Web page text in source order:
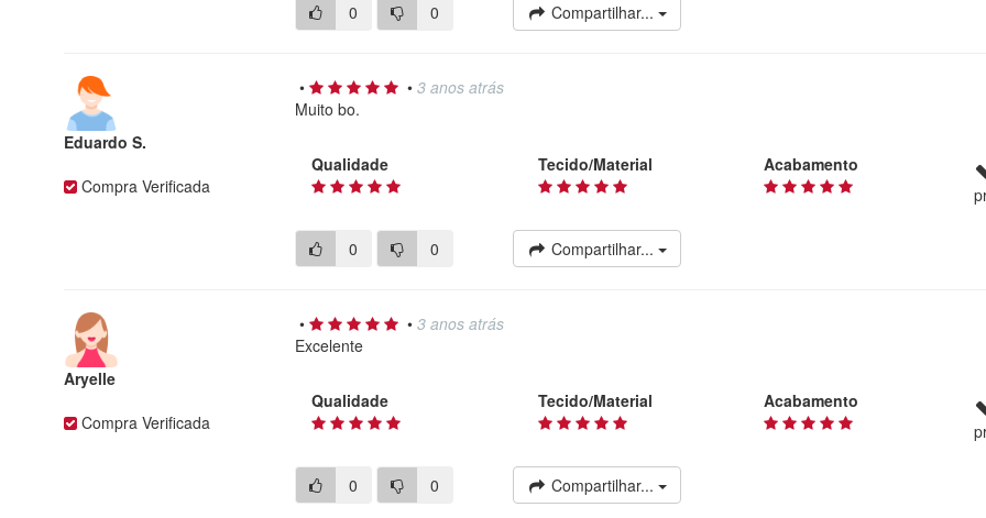
0 0 Compartilhar...
Eduardo S.
Compra Verificada
• • 3 anos atrás
Muito bo.
Qualidade Tecido/Material Acabamento
0 0 Compartilhar...
Aryelle
Compra Verificada
• • 3 anos atrás
Excelente
Qualidade Tecido/Material Acabamento
0 0 Compartilhar...